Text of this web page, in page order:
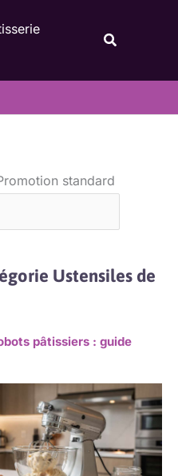
Ustensiles de
pâtissiers : guide